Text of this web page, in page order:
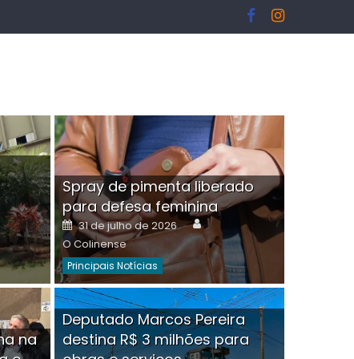
Martins Tristão é
mascarado
Spray de pimenta liberado
para defesa feminina
Posted
on
31 de julho de 2026 Author
O Colinense
Principais Notícias
na
Deputado Marcos Pereira
destina R$ 3 milhões para